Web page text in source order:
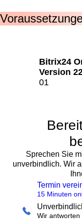
Bitrix24
Version
Sprechen Sie
unverbindlich. Wir
Termin
15 Minuten
Wir